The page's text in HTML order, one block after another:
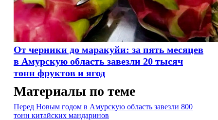
От черники до маракуйи: за пять месяцев
в Амурскую область завезли 20 тысяч
тонн фруктов и ягод
Материалы по теме
Перед Новым годом в Амурскую область завезли 800
тонн китайских мандаринов